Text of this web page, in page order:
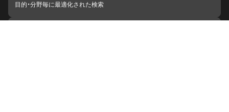
目的・分野毎に最適化された検索